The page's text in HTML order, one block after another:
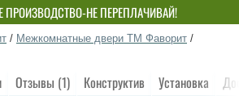
ПРОИЗВОДСТВО-НЕ ПЕРЕПЛАЧИВАЙ!
/ Межкомнатные двери ТМ Фаворит /
Отзывы (1) Конструктив Установка